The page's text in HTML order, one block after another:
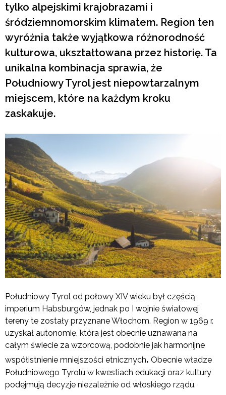
tylko alpejskimi krajobrazami i
śródziemnomorskim klimatem. Region ten
wyróżnia także wyjątkowa różnorodność
kulturowa, ukształtowana przez historię. Ta
unikalna kombinacja sprawia, że
Południowy Tyrol jest niepowtarzalnym
miejscem, które na każdym kroku
zaskakuje.
Południowy Tyrol od połowy XIV wieku był częścią
imperium Habsburgów, jednak po I wojnie światowej
tereny te zostały przyznane Włochom. Region w 1969 r.
uzyskał autonomię, która jest obecnie uznawana na
całym świecie za wzorcową, podobnie jak harmonijne
współistnienie mniejszości etnicznych. Obecnie władze
Południowego Tyrolu w kwestiach edukacji oraz kultury
podejmują decyzje niezależnie od włoskiego rządu.